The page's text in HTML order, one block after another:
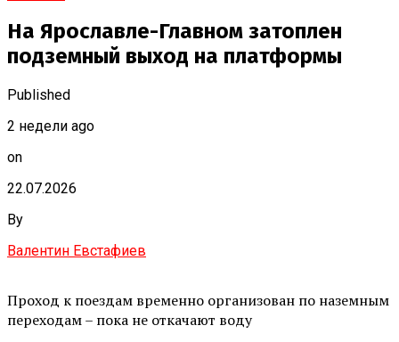
На Ярославле-Главном затоплен
подземный выход на платформы
Published
2 недели ago
on
22.07.2026
By
Валентин Евстафиев
Проход к поездам временно организован по наземным
переходам – пока не откачают воду